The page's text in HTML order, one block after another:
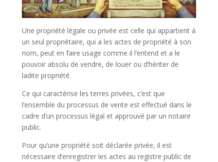
Une propriété légale ou privée est celle qui appartient à
un seul propriétaire, qui a les actes de propriété à son
nom, peut en faire usage comme il l’entend et a le
pouvoir absolu de vendre, de louer ou d’hériter de
ladite propriété.
Ce qui caractérise les terres privées, c’est que
l’ensemble du processus de vente est effectué dans le
cadre d’un processus légal et approuvé par un notaire
public.
Pour qu’une propriété soit déclarée privée, il est
nécessaire d’enregistrer les actes au registre public de